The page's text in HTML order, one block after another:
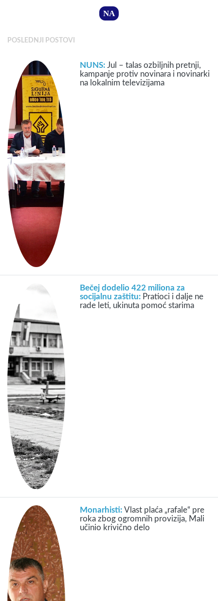
NA
POSLEDNJI POSTOVI
NUNS:Jul – talas ozbiljnih pretnji,
kampanje protiv novinara i novinarki
na lokalnim televizijama
Bečej dodelio 422 miliona za
socijalnu zaštitu: Pratioci i dalje ne
rade leti, ukinuta pomoć starima
Monarhisti:Vlast plaća „rafale“ pre
roka zbog ogromnih provizija, Mali
učinio krivično delo